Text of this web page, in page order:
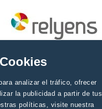
analizar el tráfico, ofrecer
la publicidad a partir de tus
políticas, visite nuestra